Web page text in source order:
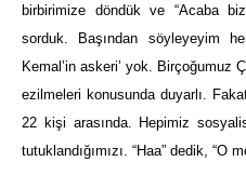
birbirimize döndük ve “Acaba
sorduk. Başından söyleyeyim
Kemal’in askeri’ yok. Birçoğumuz
ezilmeleri konusunda duyarlı.
22 kişi arasında. Hepimiz
tutuklandığımızı. “Haa” dedik, “O